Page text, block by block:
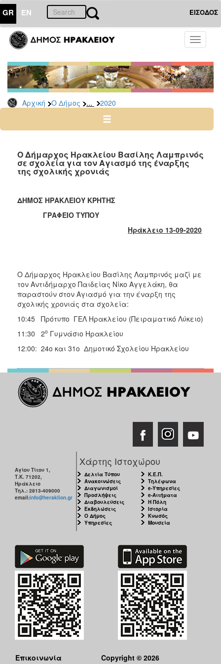
GR EN ΕΙΣΟΔΟΣ
Toggle
Αρχική Ο Δήμος ... 2020
ΔΗΜΟΣ
Δελτία
Τύπου
Αρχείο
2026
2024
2022
2021
2013
2012
2011
2010
ΤΟΠΟΣ
Ο Δήμαρχος Ηρακλείου Βασίλης Λαμπρινός
σε σχολεία για τον Αγιασμό της έναρξης
της σχολικής χρονιάς
ΔΗΜΟΣ ΗΡΑΚΛΕΙΟΥ ΚΡΗΤΗΣ
ΓΡΑΦΕΙΟ ΤΥΠΟΥ
Ηράκλειο 13-09-2020
O Δήμαρχος Ηρακλείου Βασίλης Λαμπρινός μαζί με
τον Αντιδήμαρχο Παιδείας Νίκο Αγγελάκη, θα
παραστούν στον Αγιασμό για την έναρξη της
σχολικής χρονιάς στα σχολεία:
10:45 Πρότυπο ΓΕΛ Ηρακλείου (Πειραματικό Λύκειο)
11:30 2ο Γυμνάσιο Ηρακλείου
12:00: 24ο και 31ο Δημοτικό Σχολείου Ηρακλείου
Αγίου Τίτου 1,
Τ.Κ. 71202,
Ηράκλειο
Τηλ.: 2813-409000
email:info@heraklion.gr
Χάρτης Ιστοχώρου
Δελτία Τύπου
Ανακοινώσεις
Διαγωνισμοί
Προσλήψεις
Διαβουλεύσεις
Εκδηλώσεις
Ο Δήμος
Υπηρεσίες
Κ.Ε.Π.
Τηλέφωνα
e-Υπηρεσίες
e-Αιτήματα
Η Πόλη
Ιστορία
Κνωσός
Μουσεία
Επικοινωνία Copyright © 2026